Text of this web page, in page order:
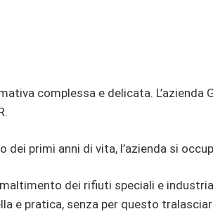
complessa e delicata.
primi anni di vita, l’azienda si
dei rifiuti speciali e
e pratica, senza per questo